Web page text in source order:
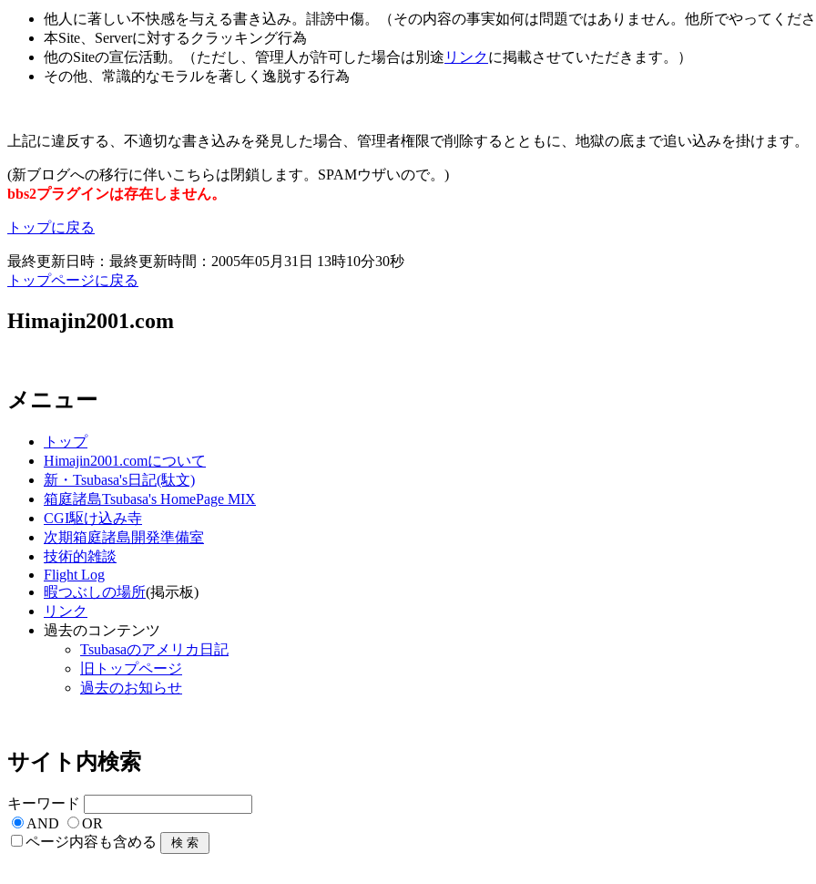
他人に著しい不快感を与える書き込み。誹謗中傷。（その内容の事実如何は問題ではありません。他所でやってくだ
本Site、Serverに対するクラッキング行為
他のSiteの宣伝活動。（ただし、管理人が許可した場合は別途 リンクに掲載させていただきます。）
その他、常識的なモラルを著しく逸脱する行為
上記に違反する、不適切な書き込みを発見した場合、管理者権限で削除するとともに、地獄の底まで追い込みを掛けます。
(新ブログへの移行に伴いこちらは閉鎖します。SPAMウザいので。)
bbs2プラグインは存在しません。
トップに戻る
最終更新日時：最終更新時間：2005年05月31日 13時10分30秒
トップページに戻る
Himajin2001.com
メニュー
トップ
Himajin2001.comについて
新・Tsubasa's日記(駄文)
箱庭諸島Tsubasa's HomePage MIX
CGI駆け込み寺
次期箱庭諸島開発準備室
技術的雑談
Flight Log
暇つぶしの場所(掲示板)
リンク
過去のコンテンツ
Tsubasaのアメリカ日記
旧トップページ
過去のお知らせ
サイト内検索
キーワード
AND
OR
ページ内容も含める